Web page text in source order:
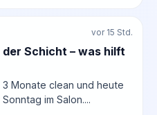
vor 15 Std.
Schicht – was hilft
Monate clean und heute
im Salon....